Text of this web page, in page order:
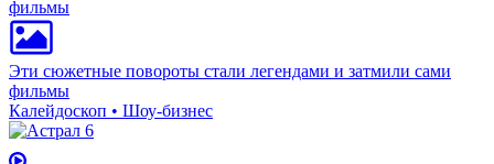
Эти сюжетные повороты стали легендами и затмили сами
фильмы
Калейдоскоп • Шоу-бизнес